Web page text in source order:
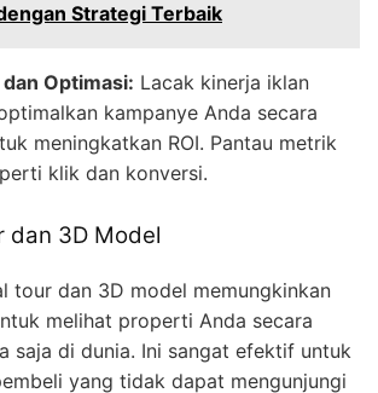
Strategi Terbaik
dan Optimasi: Lacak kinerja iklan
kampanye Anda secara
meningkatkan ROI. Pantau metrik
klik dan konversi.
dan 3D Model
tour dan 3D model memungkinkan
melihat properti Anda secara
saja di dunia. Ini sangat efektif untuk
yang tidak dapat mengunjungi